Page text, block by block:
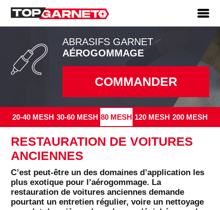
ABRASIFS GARNET
AÉROGOMMAGE
COMMANDER
20-40 MESH 30-60 MESH 80 MESH 120 MESH 200 MESH
RESTAURATION DE VOITURES
ANCIENNES
C’est peut-être un des domaines d’application les
plus exotique pour l’aérogommage. La
restauration de voitures anciennes demande
pourtant un entretien régulier, voire un nettoyage